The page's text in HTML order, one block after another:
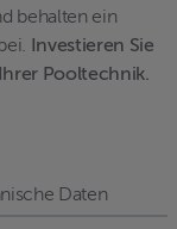
behalten ein
Investieren Sie
Pooltechnik.
Daten